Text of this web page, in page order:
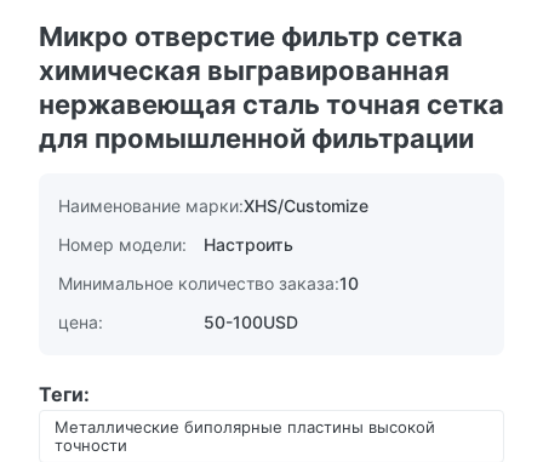
Микро отверстие фильтр сетка
химическая выгравированная
нержавеющая сталь точная сетка
для промышленной фильтрации
Наименование марки:XHS/Customize
Номер модели:
Настроить
Минимальное количество заказа:10
цена:
50-100USD
Теги:
Металлические биполярные пластины высокой
точности